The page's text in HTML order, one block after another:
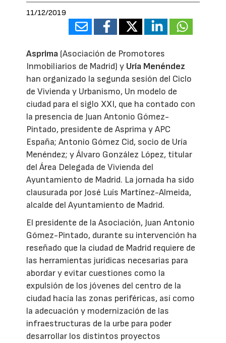
11/12/2019
Asprima (Asociación de Promotores
Inmobiliarios de Madrid) y Uría Menéndez
han organizado la segunda sesión del Ciclo
de Vivienda y Urbanismo, Un modelo de
ciudad para el siglo XXI, que ha contado con
la presencia de Juan Antonio Gómez-
Pintado, presidente de Asprima y APC
España; Antonio Gómez Cid, socio de Uría
Menéndez; y Álvaro González López, titular
del Área Delegada de Vivienda del
Ayuntamiento de Madrid. La jornada ha sido
clausurada por José Luís Martínez-Almeida,
alcalde del Ayuntamiento de Madrid.
El presidente de la Asociación, Juan Antonio
Gómez-Pintado, durante su intervención ha
reseñado que la ciudad de Madrid requiere de
las herramientas jurídicas necesarias para
abordar y evitar cuestiones como la
expulsión de los jóvenes del centro de la
ciudad hacía las zonas periféricas, así como
la adecuación y modernización de las
infraestructuras de la urbe para poder
desarrollar los distintos proyectos